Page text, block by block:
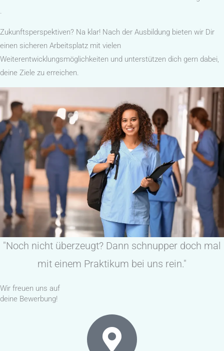
.
Zukunftsperspektiven? Na klar! Nach der Ausbildung bieten wir Dir
einen sicheren Arbeitsplatz mit vielen
Weiterentwicklungsmöglichkeiten und unterstützen dich gern dabei,
deine Ziele zu erreichen.
"Noch nicht überzeugt? Dann schnupper doch mal
mit einem Praktikum bei uns rein."
Wir freuen uns auf
deine Bewerbung!